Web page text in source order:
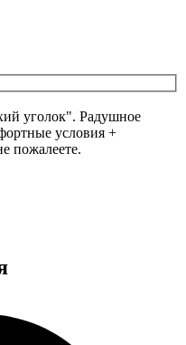
уголок". Радушное
условия +
пожалеете.